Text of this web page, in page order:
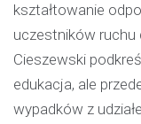
kształtowanie
uczestników
Cieszewski
edukacja, ale
wypadków z